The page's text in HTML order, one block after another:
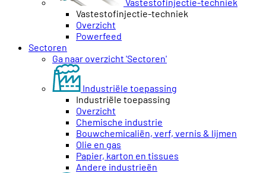
Vastestofinjectie-techniek
Overzicht
Powerfeed
Sectoren
Ga naar overzicht 'Sectoren'
Industriële toepassing
Industriële toepassing
Overzicht
Chemische industrie
Bouwchemicaliën, verf, vernis & lijmen
Olie en gas
Papier, karton en tissues
Andere industrieën